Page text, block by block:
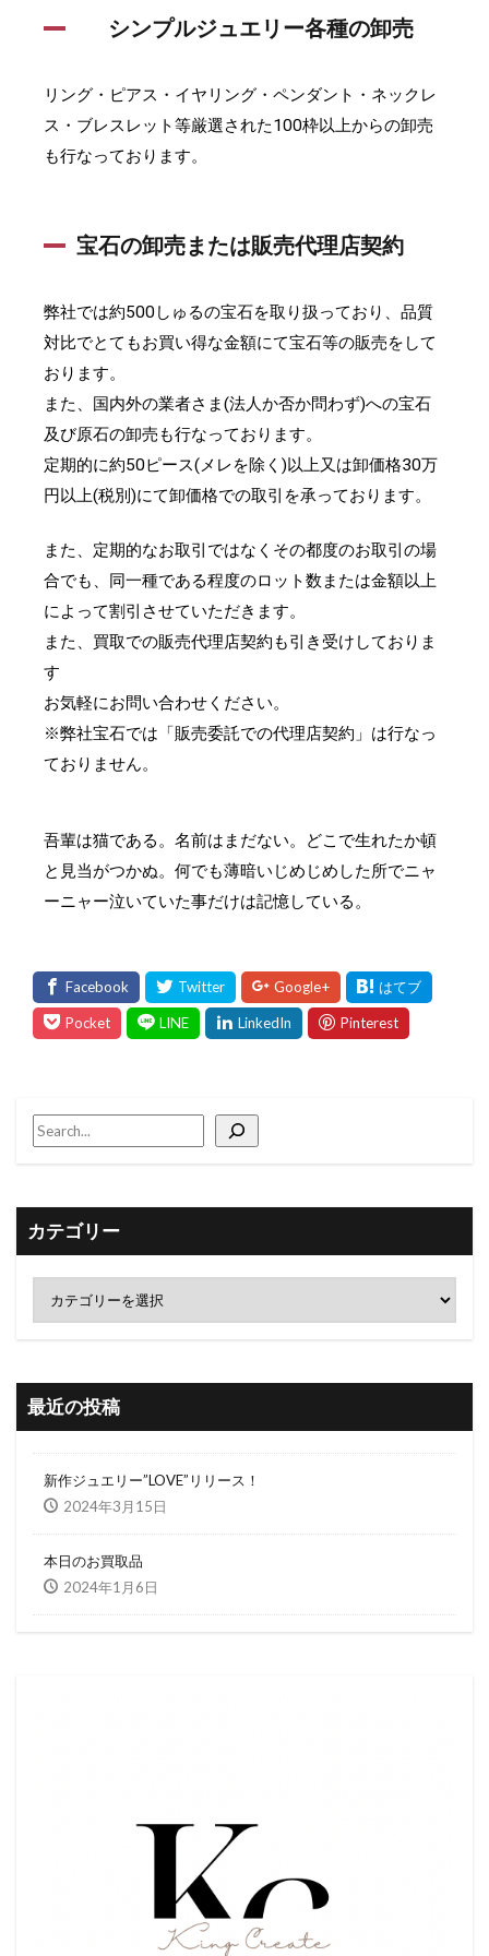
シンプルジュエリー各種の卸売
リング・ピアス・イヤリング・ペンダント・ネックレ
ス・ブレスレット等厳選された100枠以上からの卸売
も行なっております。
宝石の卸売または販売代理店契約
弊社では約500しゅるの宝石を取り扱っており、品質
対比でとてもお買い得な金額にて宝石等の販売をして
おります。
また、国内外の業者さま(法人か否か問わず)への宝石
及び原石の卸売も行なっております。
定期的に約50ピース(メレを除く)以上又は卸価格30万
円以上(税別)にて卸価格での取引を承っております。
また、定期的なお取引ではなくその都度のお取引の場
合でも、同一種である程度のロット数または金額以上
によって割引させていただきます。
また、買取での販売代理店契約も引き受けしておりま
す
お気軽にお問い合わせください。
※弊社宝石では「販売委託での代理店契約」は行なっ
ておりません。
吾輩は猫である。名前はまだない。どこで生れたか頓
と見当がつかぬ。何でも薄暗いじめじめした所でニャ
ーニャー泣いていた事だけは記憶している。
カテゴリー
最近の投稿
新作ジュエリー”LOVE”リリース！
2024年3月15日
本日のお買取品
2024年1月6日